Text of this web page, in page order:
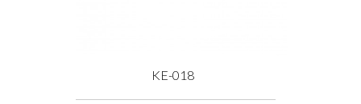
KE-018
Prix